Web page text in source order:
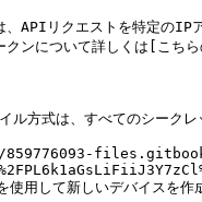
、APIリクエストを特定の
ークンについて詳しく
方式は、すべてのシークレ
859776093-
使用して新しいデバイ